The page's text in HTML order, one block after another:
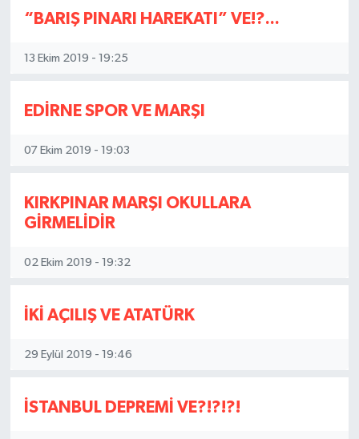
“BARIŞ PINARI HAREKATI” VE!?...
13 Ekim 2019 - 19:25
EDİRNE SPOR VE MARŞI
07 Ekim 2019 - 19:03
KIRKPINAR MARŞI OKULLARA
GİRMELİDİR
02 Ekim 2019 - 19:32
İKİ AÇILIŞ VE ATATÜRK
29 Eylül 2019 - 19:46
İSTANBUL DEPREMİ VE?!?!?!